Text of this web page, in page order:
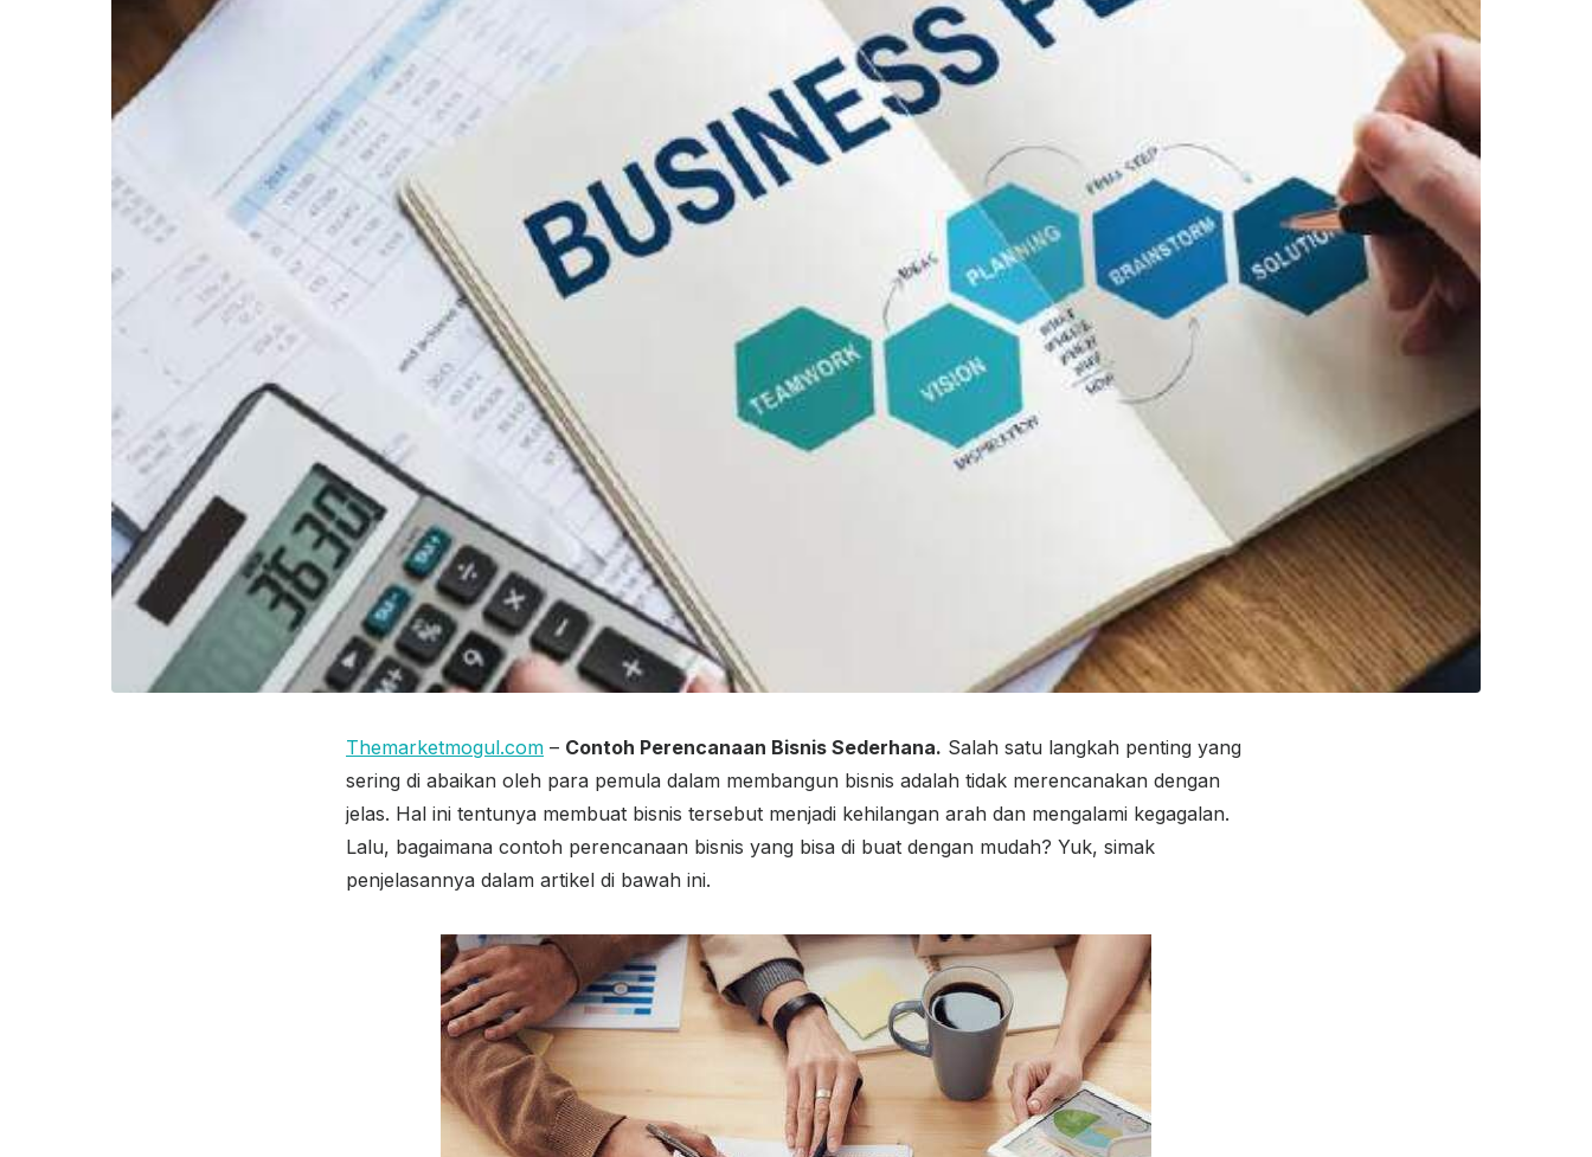
Themarketmogul.com – Contoh Perencanaan Bisnis Sederhana. Salah satu langkah penting yang
sering di abaikan oleh para pemula dalam membangun bisnis adalah tidak merencanakan dengan
jelas. Hal ini tentunya membuat bisnis tersebut menjadi kehilangan arah dan mengalami kegagalan.
Lalu, bagaimana contoh perencanaan bisnis yang bisa di buat dengan mudah? Yuk, simak
penjelasannya dalam artikel di bawah ini.